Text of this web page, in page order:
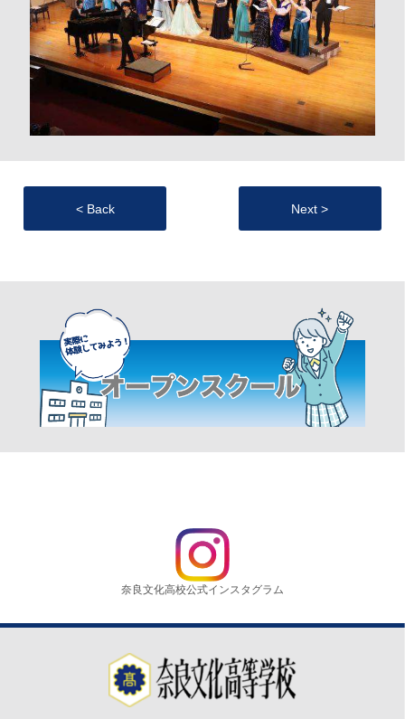
< Back Next >
奈良文化高校公式インスタグラム